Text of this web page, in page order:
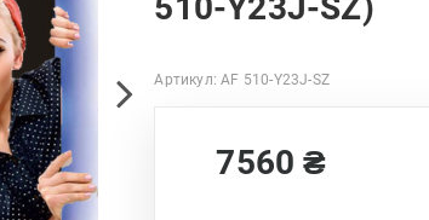
Артикул:AF 510-Y23J-SZ
7560₴